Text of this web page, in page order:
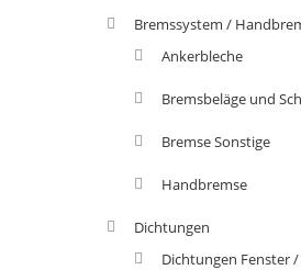
Bremssystem /
Ankerbleche
Bremsbeläge und
Bremse Sonstige
Handbremse
Dichtungen
Dichtungen Fenster /